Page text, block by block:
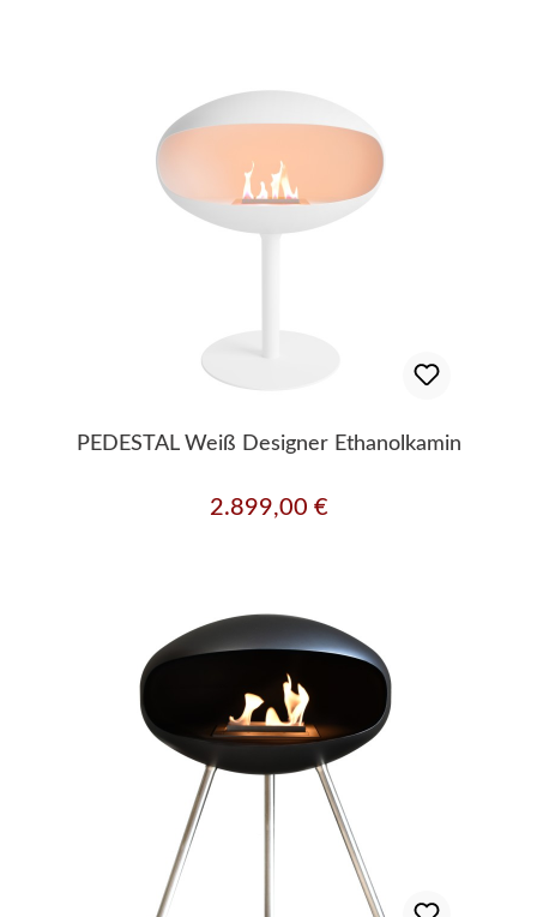
PEDESTAL Weiß Designer Ethanolkamin
Regulärer Preis:
2.899,00 €